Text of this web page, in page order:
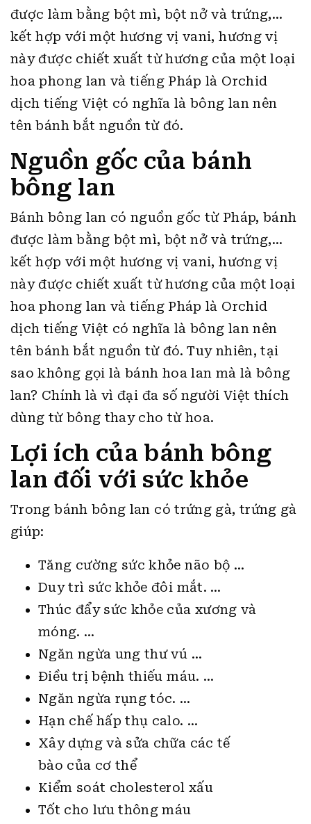
được làm bằng bột mì, bột nở và trứng,…
kết hợp với một hương vị vani, hương vị
này được chiết xuất từ hương của một loại
hoa phong lan và tiếng Pháp là Orchid
dịch tiếng Việt có nghĩa là bông lan nên
tên bánh bắt nguồn từ đó.
Nguồn gốc của bánh
bông lan
Bánh bông lan có nguồn gốc từ Pháp, bánh
được làm bằng bột mì, bột nở và trứng,…
kết hợp với một hương vị vani, hương vị
này được chiết xuất từ hương của một loại
hoa phong lan và tiếng Pháp là Orchid
dịch tiếng Việt có nghĩa là bông lan nên
tên bánh bắt nguồn từ đó. Tuy nhiên, tại
sao không gọi là bánh hoa lan mà là bông
lan? Chính là vì đại đa số người Việt thích
dùng từ bông thay cho từ hoa.
Lợi ích của bánh bông
lan đối với sức khỏe
Trong bánh bông lan có trứng gà, trứng gà
giúp:
Tăng cường sức khỏe não bộ …
Duy trì sức khỏe đôi mắt. …
Thúc đẩy sức khỏe của xương và
móng. …
Ngăn ngừa ung thư vú …
Điều trị bệnh thiếu máu. …
Ngăn ngừa rụng tóc. …
Hạn chế hấp thụ calo. …
Xây dựng và sửa chữa các tế
bào của cơ thể
Kiểm soát cholesterol xấu
Tốt cho lưu thông máu